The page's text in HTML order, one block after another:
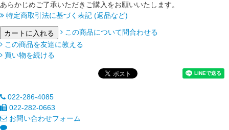
あらかじめご了承いただきご購入をお願いいたします。
特定商取引法に基づく表記 (返品など)
この商品について問合わせる
この商品を友達に教える
買い物を続ける
022-286-4085
022-282-0663
お問い合わせフォーム